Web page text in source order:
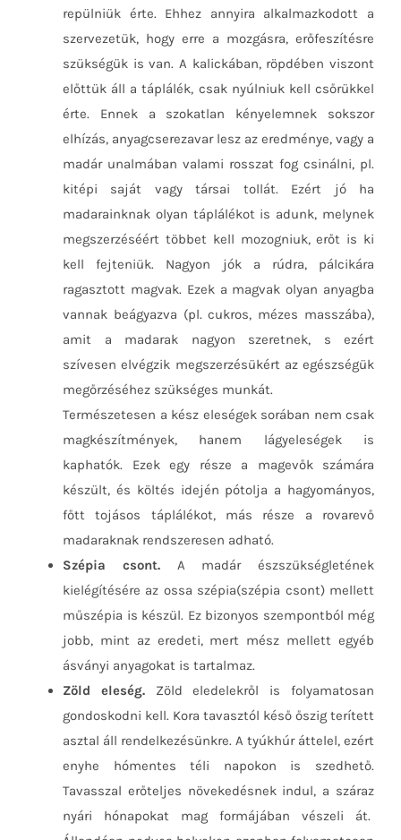
repülniük érte. Ehhez annyira alkalmazkodott a
szervezetük, hogy erre a mozgásra, erőfeszítésre
szükségük is van. A kalickában, röpdében viszont
előttük áll a táplálék, csak nyúlniuk kell csőrükkel
érte. Ennek a szokatlan kényelemnek sokszor
elhízás, anyagcserezavar lesz az eredménye, vagy a
madár unalmában valami rosszat fog csinálni, pl.
kitépi saját vagy társai tollát. Ezért jó ha
madarainknak olyan táplálékot is adunk, melynek
megszerzéséért többet kell mozogniuk, erőt is ki
kell fejteniük. Nagyon jók a rúdra, pálcikára
ragasztott magvak. Ezek a magvak olyan anyagba
vannak beágyazva (pl. cukros, mézes masszába),
amit a madarak nagyon szeretnek, s ezért
szívesen elvégzik megszerzésükért az egészségük
megőrzéséhez szükséges munkát.
Természetesen a kész eleségek sorában nem csak
magkészítmények, hanem lágyeleségek is
kaphatók. Ezek egy része a magevők számára
készült, és költés idején pótolja a hagyományos,
főtt tojásos táplálékot, más része a rovarevő
madaraknak rendszeresen adható.
Szépia csont.A madár észszükségletének
kielégítésére az ossa szépia(szépia csont) mellett
műszépia is készül. Ez bizonyos szempontból még
jobb, mint az eredeti, mert mész mellett egyéb
ásványi anyagokat is tartalmaz.
Zöld eleség.Zöld eledelekről is folyamatosan
gondoskodni kell. Kora tavasztól késő őszig terített
asztal áll rendelkezésünkre. A tyúkhúr áttelel, ezért
enyhe hómentes téli napokon is szedhető.
Tavasszal erőteljes növekedésnek indul, a száraz
nyári hónapokat mag formájában vészeli át.